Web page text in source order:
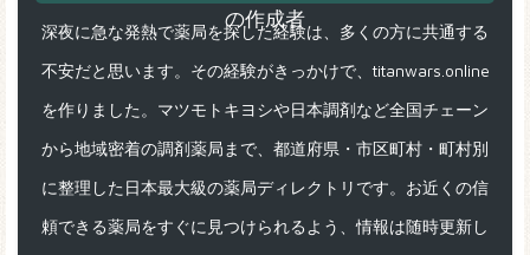
深夜に急な発熱で薬局を探した経験は、多くの方に共通する
不安だと思います。その経験がきっかけで、titanwars.online
を作りました。マツモトキヨシや日本調剤など全国チェーン
から地域密着の調剤薬局まで、都道府県・市区町村・町村別
に整理した日本最大級の薬局ディレクトリです。お近くの信
頼できる薬局をすぐに見つけられるよう、情報は随時更新し